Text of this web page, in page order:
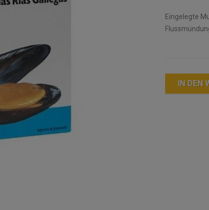
Eingelegte
IN DEN